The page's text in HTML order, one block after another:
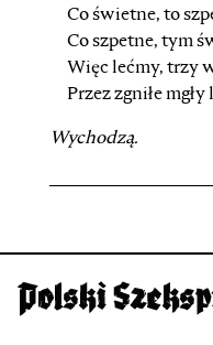
Co świetne, to
Co szpetne, tym
Więc lećmy, trzy
Przez zgniłe mgły
Wychodzą.